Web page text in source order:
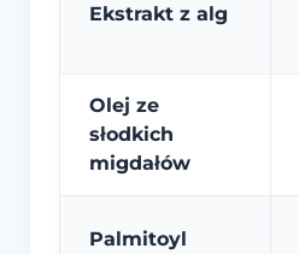
Ekstrakt z alg
Olej ze
słodkich
migdałów
Palmitoyl